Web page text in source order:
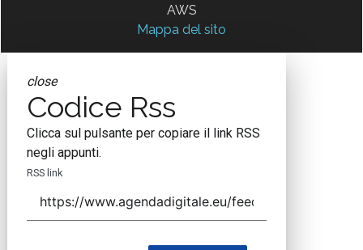
AWS
Mappa del sito
close
Codice Rss
Clicca sul pulsante per copiare il link RSS
negli appunti.
RSS link